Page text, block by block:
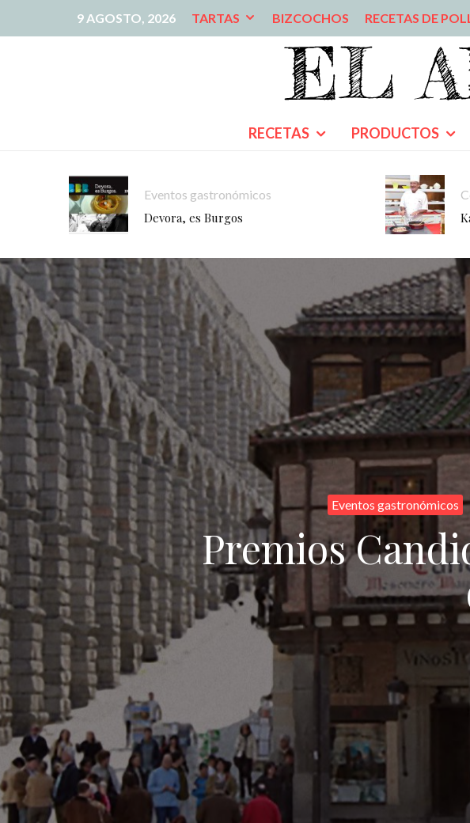
9 AGOSTO, 2026 TARTAS BIZCOCHOS RECETAS DE
RECETAS PRODUCTOS
Eventos gastronómicos
Devora, es Burgos
Eventos gastronómicos
Premios